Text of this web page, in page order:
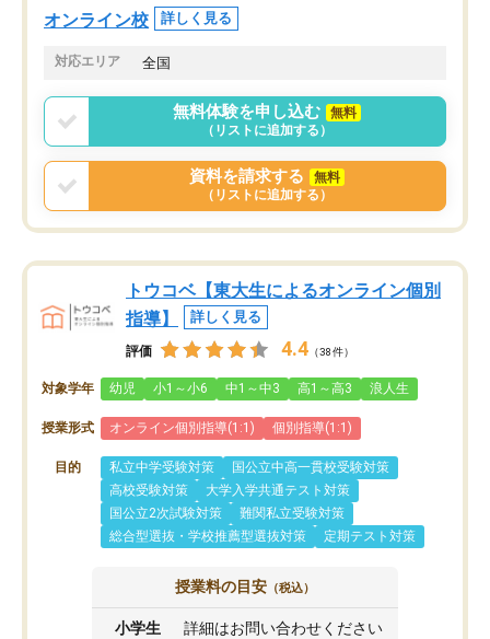
オンライン校 詳しく見る
対応エリア 全国
無料体験を申し込む
無料
（リストに追加する）
資料を請求する
無料
（リストに追加する）
トウコベ【東大生によるオンライン個別
指導】
詳しく見る
評価 4.4 （38件）
対象学年 幼児 小1～小6 中1～中3 高1～高3 浪人生
授業形式 オンライン個別指導(1:1) 個別指導(1:1)
目的 私立中学受験対策
国公立中高一貫校受験対策
高校受験対策
大学入学共通テスト対策
国公立2次試験対策
難関私立受験対策
総合型選抜・学校推薦型選抜対策
定期テスト対策
授業料の目安 （税込）
小学生 詳細はお問い合わせください